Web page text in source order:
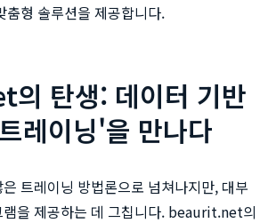
춤형 솔루션을 제공합니다.
탄생: 데이터 기반
레이닝'을 만나다
트레이닝 방법론으로 넘쳐나지만, 대부
램을 제공하는 데 그칩니다. beaurit.net의